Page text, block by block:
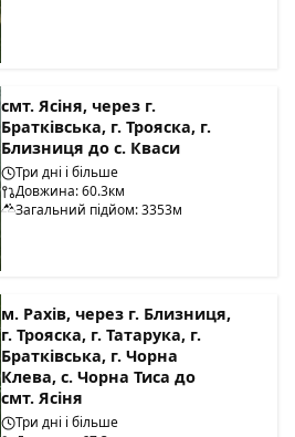
смт. Ясіня, через г.
Братківська, г. Трояска, г.
Близниця до с. Кваси
Три дні і більше
Довжина: 60.3км
Загальний підйом: 3353м
м. Рахів, через г. Близниця,
г. Трояска, г. Татарука, г.
Братківська, г. Чорна
Клева, с. Чорна Тиса до
смт. Ясіня
Три дні і більше